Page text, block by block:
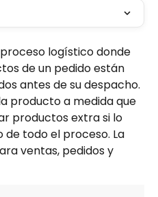
logístico donde
de un pedido están
antes de su despacho.
producto a medida que
productos extra si lo
de todo el proceso. La
ventas, pedidos y